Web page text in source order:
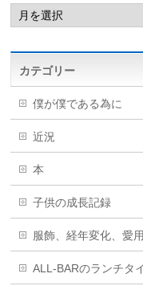
カテゴリー
僕が僕である為に
近況
本
子供の成長記録
服飾、経年変化、愛
ALL-BARのランチタ